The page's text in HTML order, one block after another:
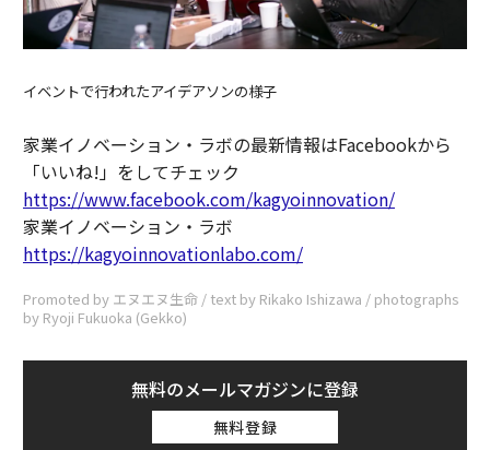
イベントで行われたアイデアソンの様子
家業イノベーション・ラボの最新情報はFacebookから
「いいね!」をしてチェック
https://www.facebook.com/kagyoinnovation/
家業イノベーション・ラボ
https://kagyoinnovationlabo.com/
Promoted by エヌエヌ生命 / text by Rikako Ishizawa / photographs
by Ryoji Fukuoka (Gekko)
無料のメールマガジンに登録
無料登録